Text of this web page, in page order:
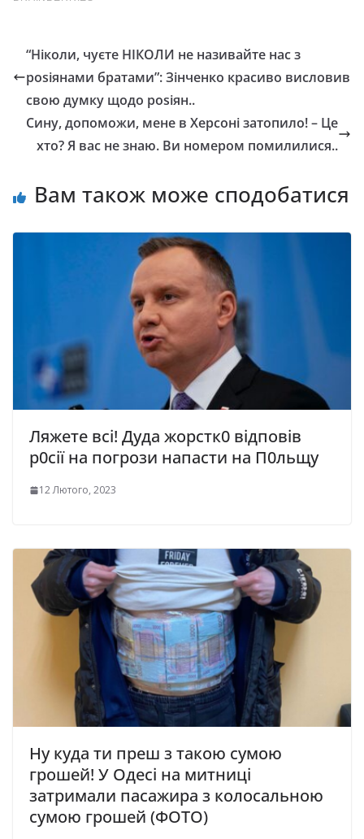
“Ніколи, чуєте НІКОЛИ не називайте нас з
роsіянами братами”: Зінченко красиво висловив
свою думку щодо роsіян..
Сину, допоможи, мене в Херсоні затопило! – Це
хто? Я вас не знаю. Ви номером помилилися..
Вам також може сподобатися
Ляжете всі! Дуда жорстк0 відповів
р0сії на погрози напасти на П0льщу
12 Лютого, 2023
Ну куда ти преш з такою сумою
грошей! У Одесі на митниці
затримали пасажира з колосальною
сумою грошей (ФОТО)